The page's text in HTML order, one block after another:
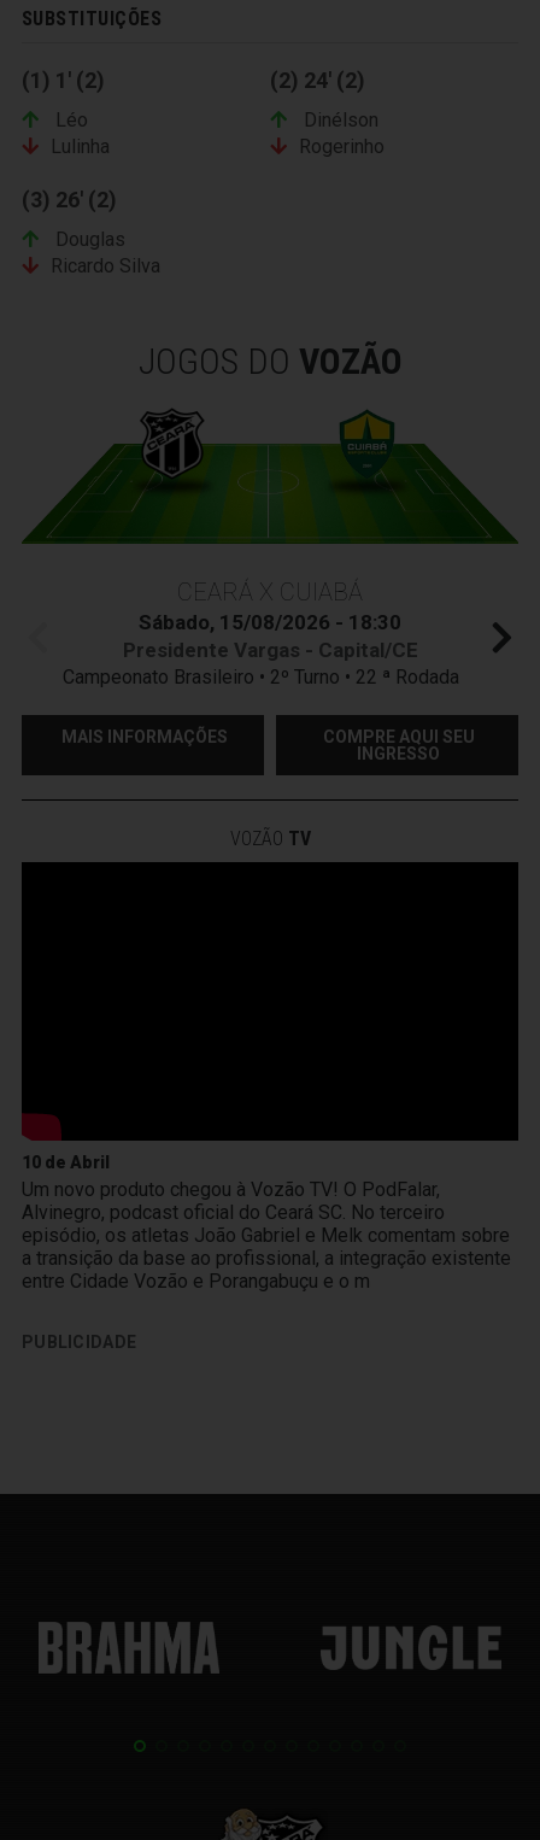
SUBSTITUIÇÕES
(1) 1' (2)
Léo
Lulinha
(2) 24' (2)
Dinélson
Rogerinho
(3) 26' (2)
Douglas
Ricardo Silva
JOGOS DO VOZÃO
CEARÁ X CUIABÁ
Sábado, 15/08/2026 - 18:30
Presidente Vargas - Capital/CE
Campeonato Brasileiro • 2º Turno • 22 ª Rodada
MAIS INFORMAÇÕES
COMPRE AQUI SEU
INGRESSO
VOZÃO TV
10 de Abril
Um novo produto chegou à Vozão TV! O PodFalar,
Alvinegro, podcast oficial do Ceará SC. No terceiro
episódio, os atletas João Gabriel e Melk comentam sobre
a transição da base ao profissional, a integração existente
entre Cidade Vozão e Porangabuçu e o m
PUBLICIDADE